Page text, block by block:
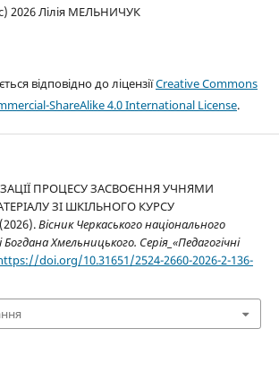
2026 Лілія МЕЛЬНИЧУК
відповідно до ліцензіїCreative Commons
ShareAlike 4.0 International License.
ПРОЦЕСУ ЗАСВОЄННЯ УЧНЯМИ
ЗІ ШКІЛЬНОГО КУРСУ
Вісник Черкаського національного
Хмельницького. Серія_«Педагогічні
doi.org/10.31651/2524-2660-2026-2-136-